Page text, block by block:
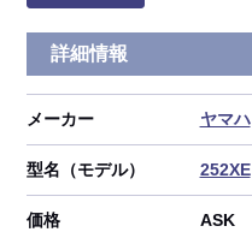
詳細情報
メーカー ヤマハ
型名（モデル） 252XE
価格 ASK